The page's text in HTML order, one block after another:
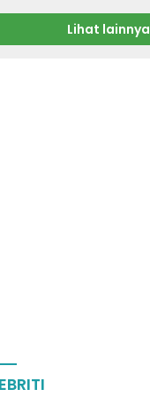
Lihat lainnya